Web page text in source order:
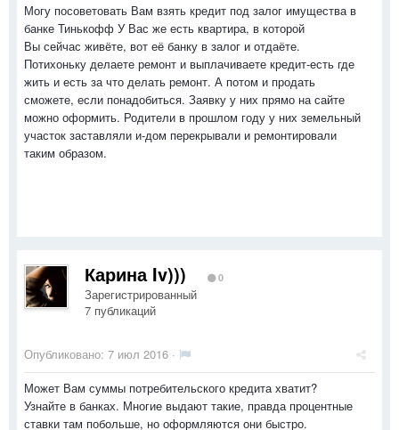
Могу посоветовать Вам взять кредит под залог имущества в
банке Тинькофф У Вас же есть квартира, в которой
Вы сейчас живёте, вот её банку в залог и отдаёте.
Потихоньку делаете ремонт и выплачиваете кредит-есть где
жить и есть за что делать ремонт. А потом и продать
сможете, если понадобиться. Заявку у них прямо на сайте
можно оформить. Родители в прошлом году у них земельный
участок заставляли и-дом перекрывали и ремонтировали
таким образом.
Карина Iv))) 0
Зарегистрированный
7 публикаций
Опубликовано: 7 июл 2016 ·
Может Вам суммы потребительского кредита хватит?
Узнайте в банках. Многие выдают такие, правда процентные
ставки там побольше, но оформляются они быстро.